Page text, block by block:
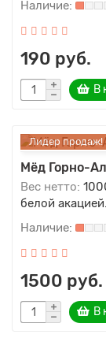
190 руб.
В
Лидер продаж!
Мёд Горно-
Вес нетто:
белой
1500 руб.
В